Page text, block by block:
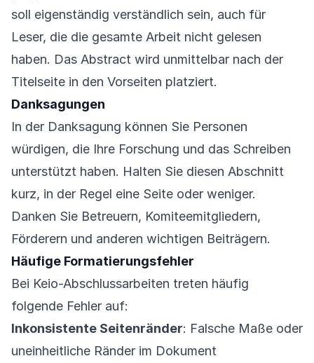
soll eigenständig verständlich sein, auch für
Leser, die die gesamte Arbeit nicht gelesen
haben. Das Abstract wird unmittelbar nach der
Titelseite in den Vorseiten platziert.
Danksagungen
In der Danksagung können Sie Personen
würdigen, die Ihre Forschung und das Schreiben
unterstützt haben. Halten Sie diesen Abschnitt
kurz, in der Regel eine Seite oder weniger.
Danken Sie Betreuern, Komiteemitgliedern,
Förderern und anderen wichtigen Beiträgern.
Häufige Formatierungsfehler
Bei Keio-Abschlussarbeiten treten häufig
folgende Fehler auf:
Inkonsistente Seitenränder: Falsche Maße oder
uneinheitliche Ränder im Dokument